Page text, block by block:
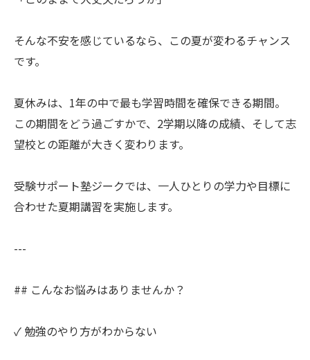
そんな不安を感じているなら、この夏が変わるチャンス
です。
夏休みは、1年の中で最も学習時間を確保できる期間。
この期間をどう過ごすかで、2学期以降の成績、そして志
望校との距離が大きく変わります。
受験サポート塾ジークでは、一人ひとりの学力や目標に
合わせた夏期講習を実施します。
---
## こんなお悩みはありませんか？
✓ 勉強のやり方がわからない